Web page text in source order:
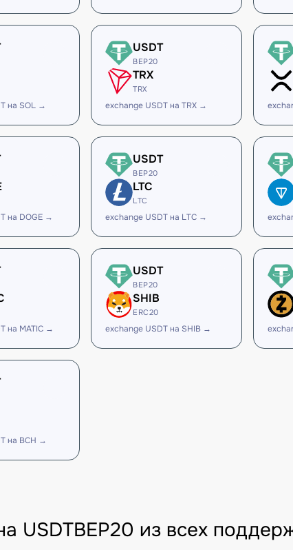
на SOL →
USDT
BEP20
TRX
TRX
exchange USDT на TRX →
на DOGE →
USDT
BEP20
LTC
LTC
exchange USDT на LTC →
на MATIC →
USDT
BEP20
SHIB
ERC20
exchange USDT на SHIB →
на BCH →
USDTBEP20 из всех